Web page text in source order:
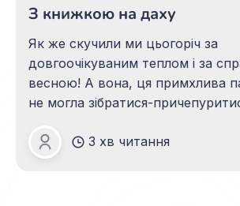
З книжкою на даху
Як же скучили ми цьогоріч за
довгоочікуваним теплом і за
весною! А вона, ця примхлива
не могла зібратися-
кепський… Зрештою, можливо, й
перелякалася вірусу і пішла на
Юлія Каменецька
3 хв читання